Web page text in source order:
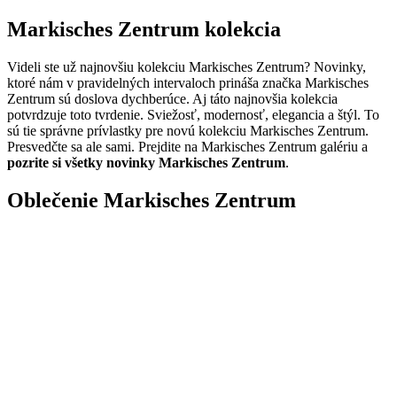
Markisches Zentrum kolekcia
Videli ste už najnovšiu kolekciu Markisches Zentrum? Novinky,
ktoré nám v pravidelných intervaloch prináša značka Markisches
Zentrum sú doslova dychberúce. Aj táto najnovšia kolekcia
potvrdzuje toto tvrdenie. Sviežosť, modernosť, elegancia a štýl. To
sú tie správne prívlastky pre novú kolekciu Markisches Zentrum.
Presvedčte sa ale sami. Prejdite na Markisches Zentrum galériu a
pozrite si všetky novinky Markisches Zentrum.
Oblečenie Markisches Zentrum